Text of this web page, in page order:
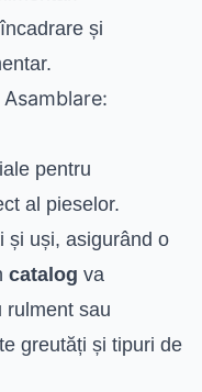
și
pentru
al pieselor.
și uși, asigurând o
catalog va
rulment sau
greutăți și tipuri de